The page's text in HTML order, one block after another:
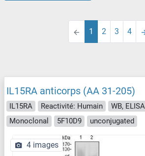
1 2 3 4
IL15RA anticorps (AA 31-205)
IL15RA Reactivité: Humain WB, ELISA
Monoclonal
5F10D9 unconjugated
4 images